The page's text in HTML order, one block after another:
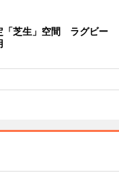
「芝生」空間 ラグビー